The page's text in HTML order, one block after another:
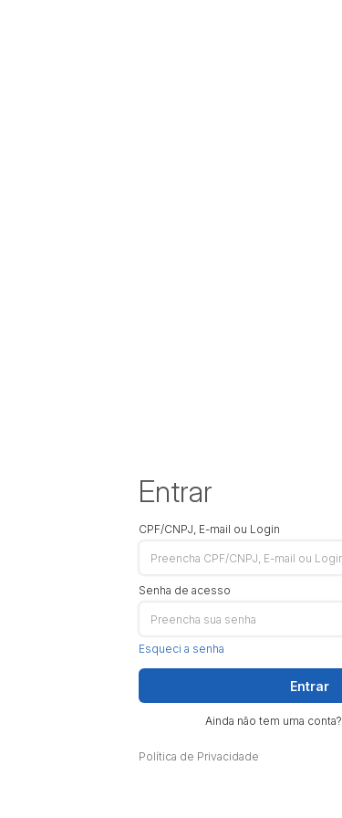
Entrar
CPF/CNPJ, E-mail ou Login
Senha de acesso
Esqueci a senha
Entrar
Ainda não tem uma conta?
Política de Privacidade